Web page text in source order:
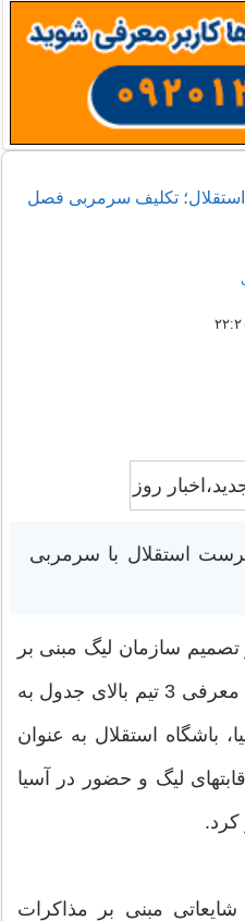
تکلیف سرمربی فصل
استقلال با سرمربی
سازمان لیگ مبنی بر
فریز شدن جدول لیگ برتر و معرفی 3 تیم بالای جدول به
باشگاه استقلال به عنوان
لیگ و حضور در آسیا
کرد.
مبنی بر مذاکرات